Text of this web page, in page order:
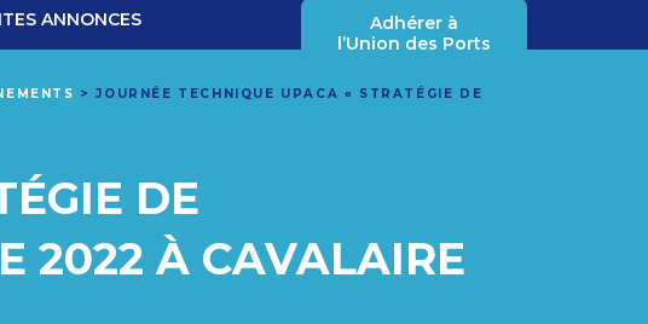
ANNONCES
Adhérer à
l’Union des Ports
>JOURNÉE TECHNIQUE UPACA « STRATÉGIE DE
DE
2022 À CAVALAIRE